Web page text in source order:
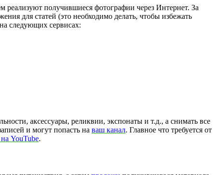
реализуют получившиеся фотографии через Интернет. За
для статей (это необходимо делать, чтобы избежать
следующих сервисах:
аксессуары, реликвии, экспонаты и т.д., а снимать все
и могут попасть на ваш канал. Главное что требуется от
на YouTube.